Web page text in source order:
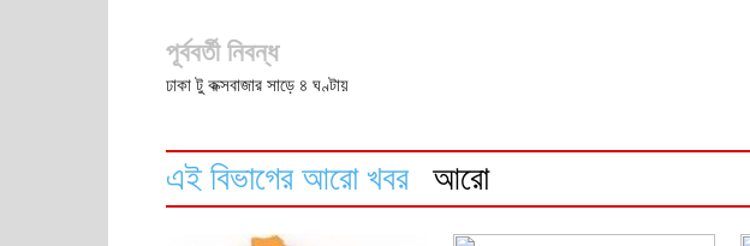
পূর্ববর্তী নিবন্ধ
ঢাকা টু কক্সবাজার সাড়ে ৪ ঘণ্টায়
এই বিভাগের আরো খবর আরো